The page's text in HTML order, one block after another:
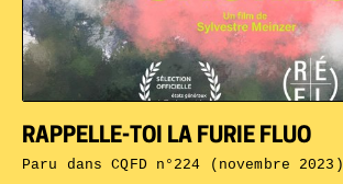
RAPPELLE-TOI LA FURIE FLUO
Paru dansCQFD n°224 (novembre 2023)